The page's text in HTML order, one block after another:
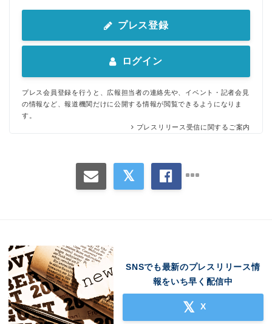
プレス登録
ログイン
プレス会員登録を行うと、広報担当者の連絡先や、イベント・記者会見
の情報など、報道機関だけに公開する情報が閲覧できるようになりま
す。
プレスリリース受信に関するご案内
SNSでも最新のプレスリリース情
報をいち早く配信中
X